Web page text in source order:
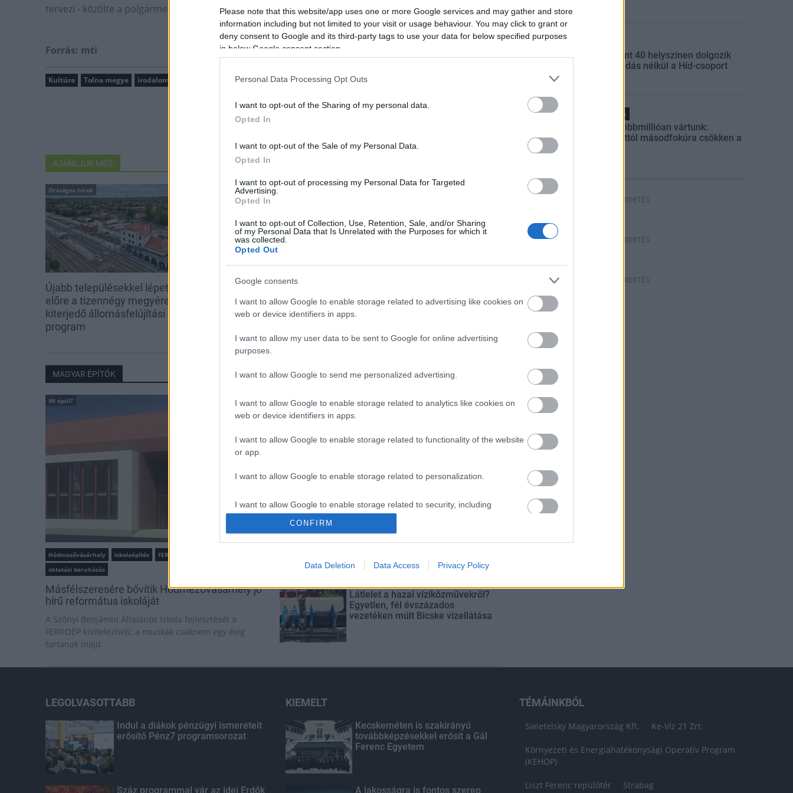
Please note that this website/app uses one or more Google services and may gather and store
information including but not limited to your visit or usage behaviour. You may click to grant or
deny consent to Google and its third-party tags to use your data for below specified purposes
in below Google consent section.
Personal Data Processing Opt Outs
I want to opt-out of the Sharing of my personal data.
Opted In
I want to opt-out of the Sale of my Personal Data.
Opted In
I want to opt-out of processing my Personal Data for Targeted
Advertising.
Opted In
I want to opt-out of Collection, Use, Retention, Sale, and/or Sharing
of my Personal Data that Is Unrelated with the Purposes for which it
was collected.
Opted Out
Google consents
I want to allow Google to enable storage related to advertising like cookies on
web or device identifiers in apps.
I want to allow my user data to be sent to Google for online advertising
purposes.
I want to allow Google to send me personalized advertising.
I want to allow Google to enable storage related to analytics like cookies on
web or device identifiers in apps.
I want to allow Google to enable storage related to functionality of the website
or app.
I want to allow Google to enable storage related to personalization.
I want to allow Google to enable storage related to security, including
authentication functionality and fraud prevention, and other user protection.
CONFIRM
Data Deletion Data Access Privacy Policy
tervezi - közölte a polgármester.
Forrás: mti
Kultúra Tolna megye irodalom örökségvédelem pincehely Csefalvay család
AJÁNLJUK MÉG
Országos hírek
Újabb településekkel lépett
előre a tizennégy megyére
kiterjedő állomásfelújítási
program
Regionális nagyvállalatok
útjára lépett a Duna Group
Helyi hírek
parkoló Pakson
MAGYAR ÉPÍTŐK
Mi épül?
Hódmezővásárhely iskolaépítés
FERROÉP Zrt.
oktatási beruházás
Másfélszeresére bővítik Hódmezővásárhely jó
hírű református iskoláját
A Szőnyi Benjámin Általános Iskola fejlesztését a
FERROÉP kivitelezheti; a munkák csaknem egy évig
tartanak majd.
Látványos építési szakasz indult
be a Flórián téri felüljárón
mérföldköve a felülvizsgálat
Elkészült a Liszt Ferenc repülőtér
közelében lévő logisztikai bázis út-
Látlelet a hazai víziközművekről?
Egyetlen, fél évszázados
vezetéken múlt Bicske vízellátása
Több mint 40 helyszínen dolgozik
fennakadás nélkül a Híd-csoport
Helyi hírek
Amire többmillióan vártunk:
szombattól másodfokúra csökken a
HIRDETÉS
HIRDETÉS
HIRDETÉS
LEGOLVASOTTABB
Indul a diákok pénzügyi ismereteit
erősítő Pénz7 programsorozat
Száz programmal vár az idei Erdők
KIEMELT
Kecskeméten is szakirányú
továbbképzésekkel erősít a Gál
Ferenc Egyetem
A lakosságra is fontos szerep
TÉMÁINKBÓL
Swietelsky Magyarország Kft. Ke-Víz 21 Zrt.
Környezeti és Energiahatékonysági Operatív Program
(KEHOP)
Liszt Ferenc repülőtér Strabag